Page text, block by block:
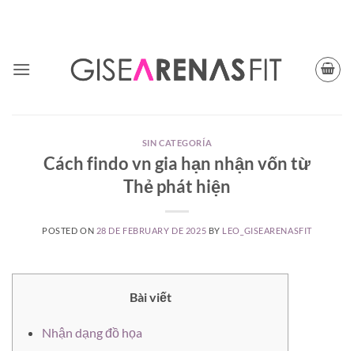
SIN CATEGORÍA
Cách findo vn gia hạn nhận vốn từ
Thẻ phát hiện
POSTED ON 28 DE FEBRUARY DE 2025 BY LEO_GISEARENASFIT
Bài viết
Nhận dạng đồ họa